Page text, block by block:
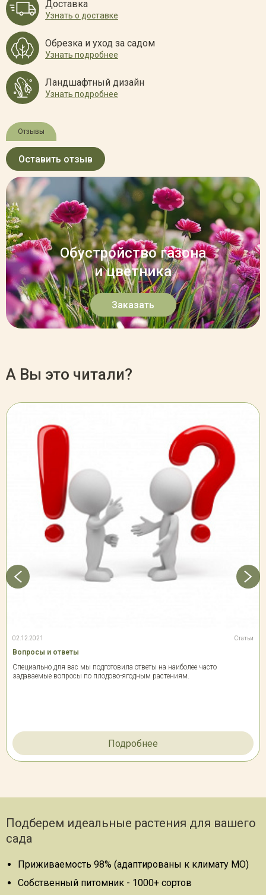
Доставка
Узнать о доставке
Обрезка и уход за садом
Узнать подробнее
Ландшафтный дизайн
Узнать подробнее
Отзывы
Оставить отзыв
Обустройство газона
и цветника
Заказать
А Вы это читали?
02.12.2021 Статьи
Вопросы и ответы
Специально для вас мы подготовила ответы на наиболее часто
задаваемые вопросы по плодово-ягодным растениям.
Подробнее
Подберем идеальные растения для вашего
сада
Приживаемость 98% (адаптированы к климату МО)
Собственный питомник - 1000+ сортов